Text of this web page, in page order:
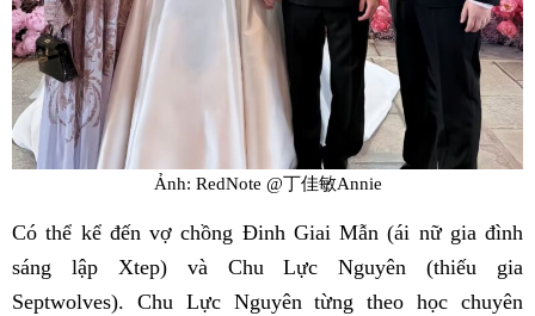
Ảnh: RedNote @丁佳敏Annie
Có thể kể đến vợ chồng Đinh Giai Mẫn (ái nữ gia đình
sáng lập Xtep) và Chu Lực Nguyên (thiếu gia
Septwolves). Chu Lực Nguyên từng theo học chuyên